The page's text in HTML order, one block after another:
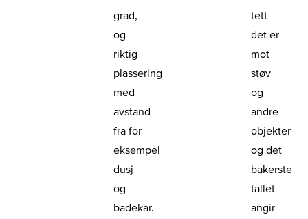
grad,
og
riktig
plassering
med
avstand
fra for
eksempel
dusj
og
badekar.
tett
det er
mot
støv
og
andre
objekter
og det
bakerste
tallet
angir